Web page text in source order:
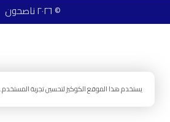
© ٢٠٢٦ ناصحون
يستخدم هذا الموقع الكوكيز لتحسين تجربة المستخدم.